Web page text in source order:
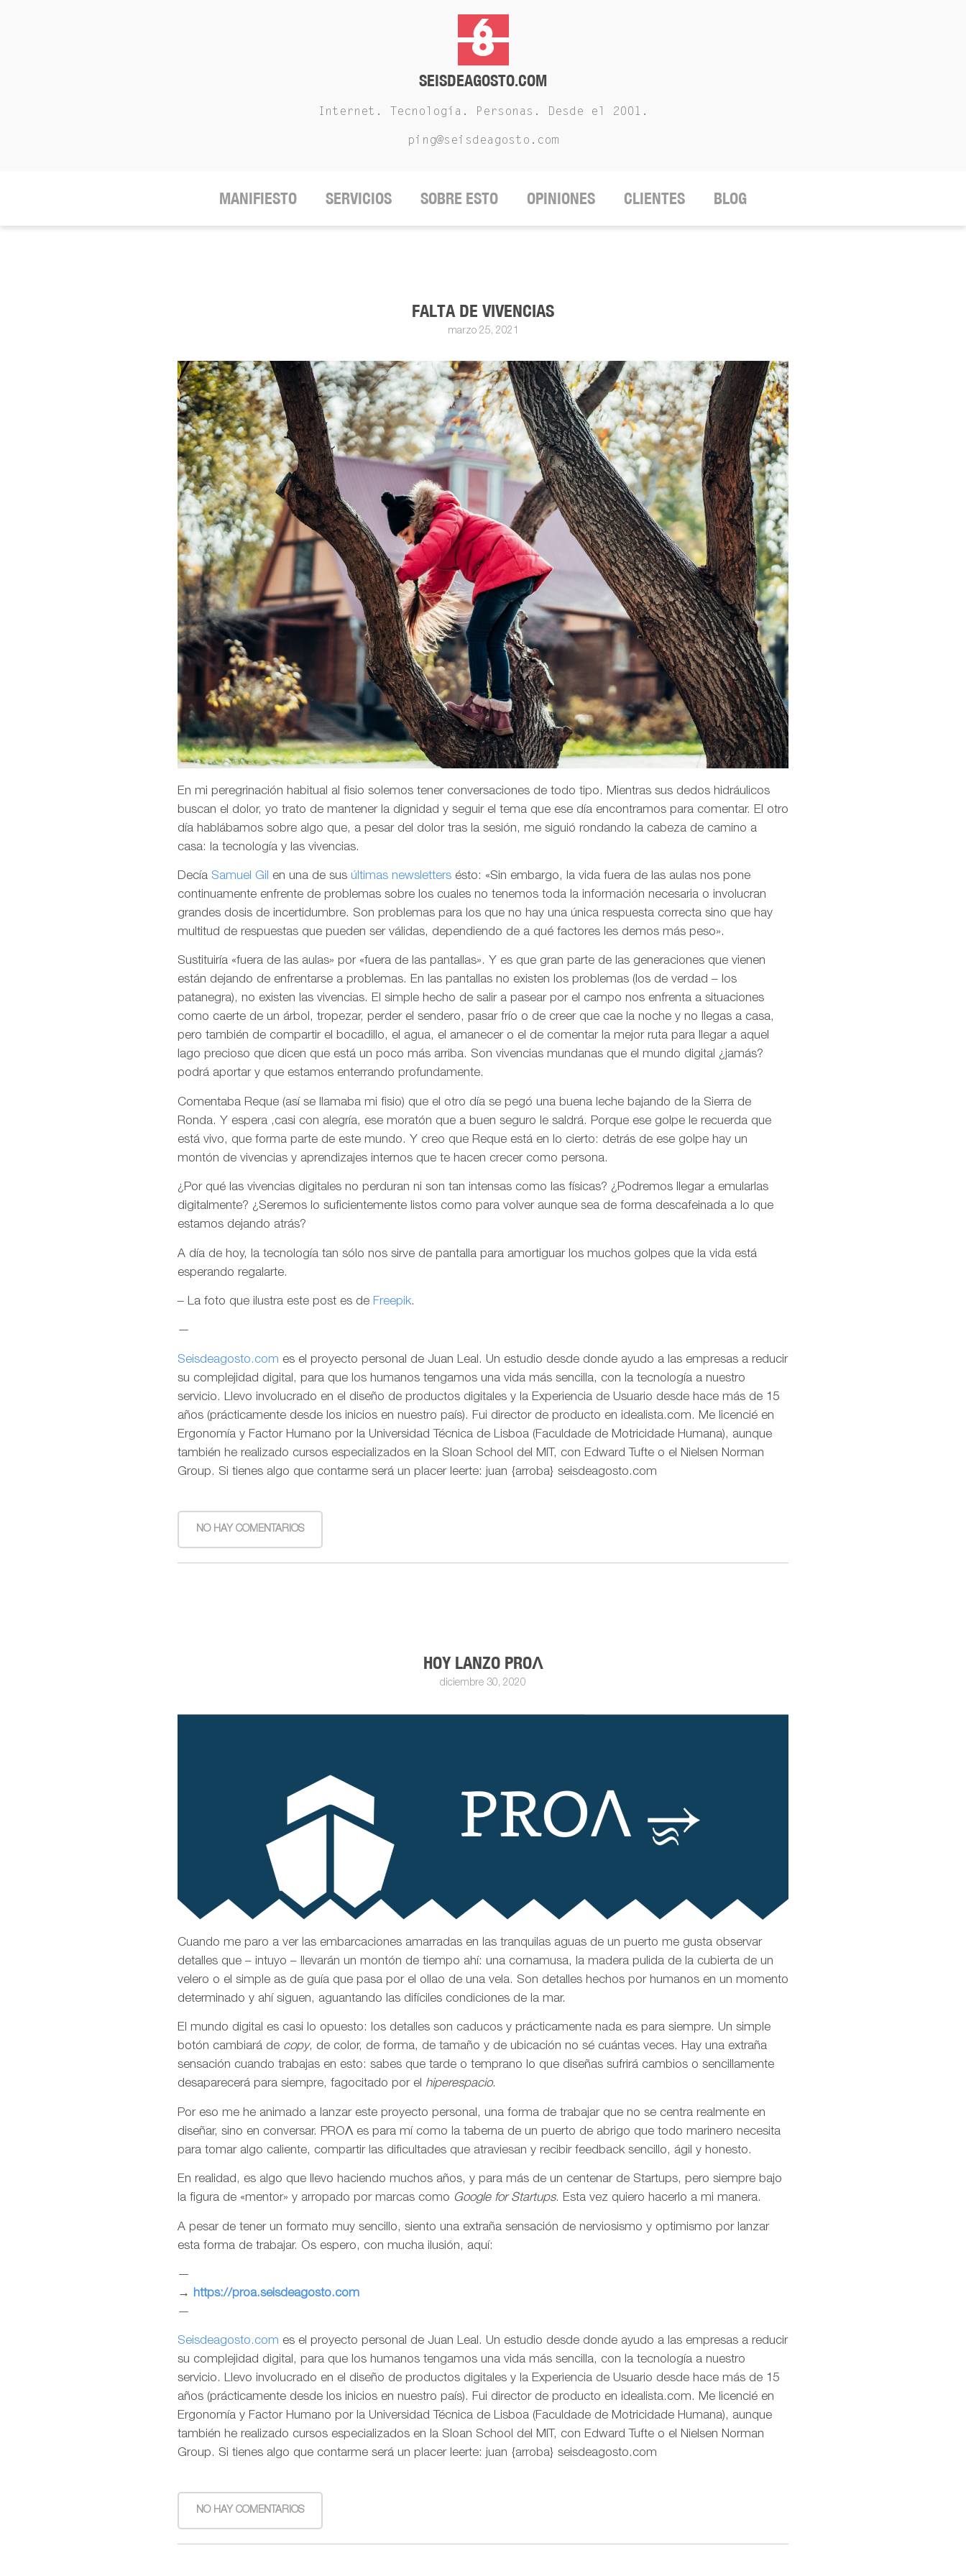
SEISDEAGOSTO.COM
Internet. Tecnología. Personas. Desde el 2001.
ping@seisdeagosto.com
MANIFIESTO SERVICIOS SOBRE ESTO OPINIONES CLIENTES BLOG
FALTA DE VIVENCIAS
marzo 25, 2021
En mi peregrinación habitual al fisio solemos tener conversaciones de todo tipo. Mientras sus dedos hidráulicos
buscan el dolor, yo trato de mantener la dignidad y seguir el tema que ese día encontramos para comentar. El otro
día hablábamos sobre algo que, a pesar del dolor tras la sesión, me siguió rondando la cabeza de camino a
casa: la tecnología y las vivencias.
Decía Samuel Gil en una de sus últimas newsletters ésto: «Sin embargo, la vida fuera de las aulas nos pone
continuamente enfrente de problemas sobre los cuales no tenemos toda la información necesaria o involucran
grandes dosis de incertidumbre. Son problemas para los que no hay una única respuesta correcta sino que hay
multitud de respuestas que pueden ser válidas, dependiendo de a qué factores les demos más peso».
Sustituiría «fuera de las aulas» por «fuera de las pantallas». Y es que gran parte de las generaciones que vienen
están dejando de enfrentarse a problemas. En las pantallas no existen los problemas (los de verdad – los
patanegra), no existen las vivencias. El simple hecho de salir a pasear por el campo nos enfrenta a situaciones
como caerte de un árbol, tropezar, perder el sendero, pasar frío o de creer que cae la noche y no llegas a casa,
pero también de compartir el bocadillo, el agua, el amanecer o el de comentar la mejor ruta para llegar a aquel
lago precioso que dicen que está un poco más arriba. Son vivencias mundanas que el mundo digital ¿jamás?
podrá aportar y que estamos enterrando profundamente.
Comentaba Reque (así se llamaba mi fisio) que el otro día se pegó una buena leche bajando de la Sierra de
Ronda. Y espera ,casi con alegría, ese moratón que a buen seguro le saldrá. Porque ese golpe le recuerda que
está vivo, que forma parte de este mundo. Y creo que Reque está en lo cierto: detrás de ese golpe hay un
montón de vivencias y aprendizajes internos que te hacen crecer como persona.
¿Por qué las vivencias digitales no perduran ni son tan intensas como las físicas? ¿Podremos llegar a emularlas
digitalmente? ¿Seremos lo suficientemente listos como para volver aunque sea de forma descafeinada a lo que
estamos dejando atrás?
A día de hoy, la tecnología tan sólo nos sirve de pantalla para amortiguar los muchos golpes que la vida está
esperando regalarte.
– La foto que ilustra este post es de Freepik.
—
Seisdeagosto.com es el proyecto personal de Juan Leal. Un estudio desde donde ayudo a las empresas a reducir
su complejidad digital, para que los humanos tengamos una vida más sencilla, con la tecnología a nuestro
servicio. Llevo involucrado en el diseño de productos digitales y la Experiencia de Usuario desde hace más de 15
años (prácticamente desde los inicios en nuestro país). Fui director de producto en idealista.com. Me licencié en
Ergonomía y Factor Humano por la Universidad Técnica de Lisboa (Faculdade de Motricidade Humana), aunque
también he realizado cursos especializados en la Sloan School del MIT, con Edward Tufte o el Nielsen Norman
Group. Si tienes algo que contarme será un placer leerte: juan {arroba} seisdeagosto.com
NO HAY COMENTARIOS
HOY LANZO PROΛ
diciembre 30, 2020
Cuando me paro a ver las embarcaciones amarradas en las tranquilas aguas de un puerto me gusta observar
detalles que – intuyo – llevarán un montón de tiempo ahí: una cornamusa, la madera pulida de la cubierta de un
velero o el simple as de guía que pasa por el ollao de una vela. Son detalles hechos por humanos en un momento
determinado y ahí siguen, aguantando las difíciles condiciones de la mar.
El mundo digital es casi lo opuesto: los detalles son caducos y prácticamente nada es para siempre. Un simple
botón cambiará de copy, de color, de forma, de tamaño y de ubicación no sé cuántas veces. Hay una extraña
sensación cuando trabajas en esto: sabes que tarde o temprano lo que diseñas sufrirá cambios o sencillamente
desaparecerá para siempre, fagocitado por el hiperespacio.
Por eso me he animado a lanzar este proyecto personal, una forma de trabajar que no se centra realmente en
diseñar, sino en conversar. PROΛ es para mí como la taberna de un puerto de abrigo que todo marinero necesita
para tomar algo caliente, compartir las dificultades que atraviesan y recibir feedback sencillo, ágil y honesto.
En realidad, es algo que llevo haciendo muchos años, y para más de un centenar de Startups, pero siempre bajo
la figura de «mentor» y arropado por marcas como Google for Startups. Esta vez quiero hacerlo a mi manera.
A pesar de tener un formato muy sencillo, siento una extraña sensación de nerviosismo y optimismo por lanzar
esta forma de trabajar. Os espero, con mucha ilusión, aquí:
—
→ https://proa.seisdeagosto.com
—
Seisdeagosto.com es el proyecto personal de Juan Leal. Un estudio desde donde ayudo a las empresas a reducir
su complejidad digital, para que los humanos tengamos una vida más sencilla, con la tecnología a nuestro
servicio. Llevo involucrado en el diseño de productos digitales y la Experiencia de Usuario desde hace más de 15
años (prácticamente desde los inicios en nuestro país). Fui director de producto en idealista.com. Me licencié en
Ergonomía y Factor Humano por la Universidad Técnica de Lisboa (Faculdade de Motricidade Humana), aunque
también he realizado cursos especializados en la Sloan School del MIT, con Edward Tufte o el Nielsen Norman
Group. Si tienes algo que contarme será un placer leerte: juan {arroba} seisdeagosto.com
NO HAY COMENTARIOS